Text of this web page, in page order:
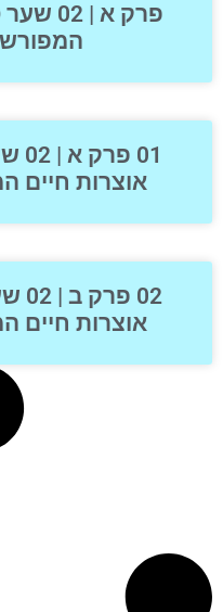
פרק א |
המפורש
אוצרות חיים
אוצרות חיים